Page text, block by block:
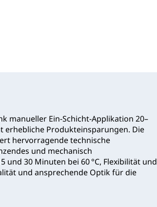
manueller Ein‑Schicht‑Applikation 20–
erhebliche Produkteinsparungen. Die
hervorragende technische
und mechanisch
und 30 Minuten bei 60 °C, Flexibilität und
und ansprechende Optik für die